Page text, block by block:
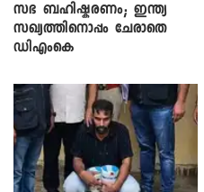
സഭ ബഹിഷ്കരണം; ഇന്ത്യ
സഖ്യത്തിനൊപ്പം ചേരാതെ
ഡിഎംകെ